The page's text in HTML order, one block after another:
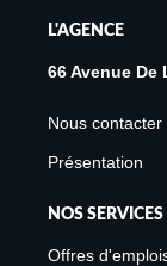
L'AGENCE
66 Avenue
Nous contacter
Présentation
NOS SERVICES
Offres